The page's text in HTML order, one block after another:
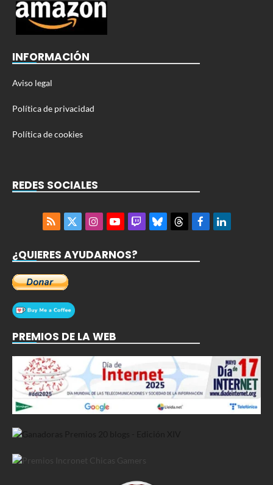
INFORMACIÓN
Aviso legal
Política de privacidad
Política de cookies
REDES SOCIALES
RSS
X
InstagramYouTubeTwitchBlueskyThreadsFacebookLinkedIn
¿QUIERES AYUDARNOS?
PREMIOS DE LA WEB